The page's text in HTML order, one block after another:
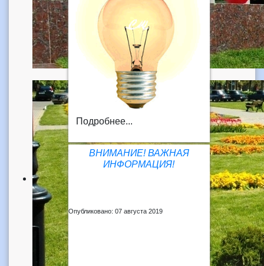
Подробнее...
ВНИМАНИЕ! ВАЖНАЯ
ИНФОРМАЦИЯ!
Опубликовано: 07 августа 2019